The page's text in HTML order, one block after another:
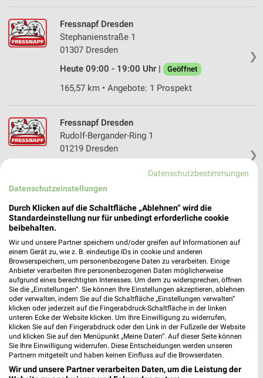
❯
Fressnapf Dresden
Stephanienstraße 1
01307 Dresden
Heute 09:00 - 19:00 Uhr |
Geöffnet
165,57 km • Angebote: 1 Prospekt
❯
Fressnapf Dresden
Rudolf-Bergander-Ring 1
01219 Dresden
Geöffnet
168,65 km • Angebote: 1 Prospekt
Zoo Dresden
01219 Dresden
166,61 km
ZOO & Co. Dresden Pieschen
Großenhainer Straße 108a
01127 Dresden
Heute 09:00 - 19:00 Uhr | Geöffnet
161,20 km • Angebote: 1 Prospekt
Datenschutzbestimmungen
Datenschutzeinstellungen
Durch Klicken auf die Schaltfläche „Ablehnen“ wird die
Standardeinstellung nur für unbedingt erforderliche cookie
beibehalten.
Wir und unsere Partner speichern und/oder greifen auf Informationen auf
einem Gerät zu, wie z. B. eindeutige IDs in cookie und anderen
Browserspeichern, um personenbezogene Daten zu verarbeiten. Einige
Anbieter verarbeiten Ihre personenbezogenen Daten möglicherweise
aufgrund eines berechtigten Interesses. Um dem zu widersprechen, öffnen
Sie die „Einstellungen“. Sie können Ihre Einstellungen akzeptieren, ablehnen
oder verwalten, indem Sie auf die Schaltfläche „Einstellungen verwalten“
klicken oder jederzeit auf die Fingerabdruck-Schaltfläche in der linken
unteren Ecke der Website klicken. Um Ihre Einwilligung zu widerrufen,
klicken Sie auf den Fingerabdruck oder den Link in der Fußzeile der Website
und klicken Sie auf den Menüpunkt „Meine Daten“. Auf dieser Seite können
Sie Ihre Einwilligung widerrufen. Diese Entscheidungen werden unseren
Partnern mitgeteilt und haben keinen Einfluss auf die Browserdaten.
Wir und unsere Partner verarbeiten Daten, um die Leistung der